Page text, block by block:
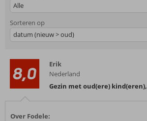
Alle
Sorteren op
datum (nieuw > oud)
8,0
Erik
Nederland
Gezin met oud(ere) kind(eren),
Over Fodele: